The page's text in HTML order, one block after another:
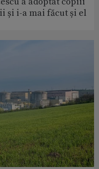
și i-a mai făcut și el